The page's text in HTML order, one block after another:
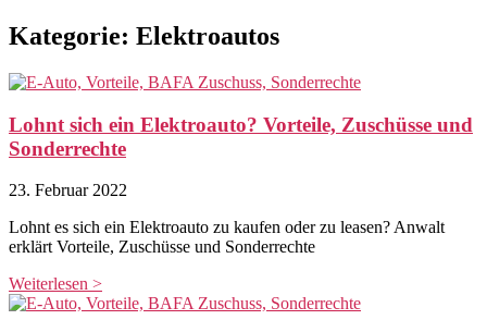
Kategorie: Elektroautos
Lohnt sich ein Elektroauto? Vorteile, Zuschüsse und
Sonderrechte
23. Februar 2022
Lohnt es sich ein Elektroauto zu kaufen oder zu leasen? Anwalt
erklärt Vorteile, Zuschüsse und Sonderrechte
Weiterlesen >